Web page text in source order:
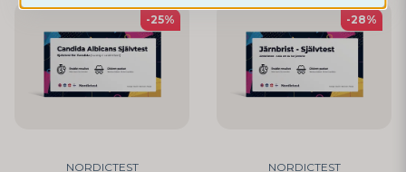
NORDICTEST
-25%
NORDICTEST
-28%